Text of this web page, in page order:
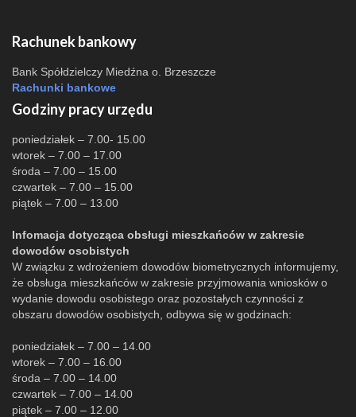
Rachunek bankowy
Bank Spółdzielczy Miedźna o. Brzeszcze
Rachunki bankowe
Godziny pracy urzędu
poniedziałek – 7.00- 15.00
wtorek – 7.00 – 17.00
środa – 7.00 – 15.00
czwartek – 7.00 – 15.00
piątek – 7.00 – 13.00
Infomacja dotycząca obsługi mieszkańców w zakresie
dowodów osobistych
W związku z wdrożeniem dowodów biometrycznych informujemy,
że obsługa mieszkańców w zakresie przyjmowania wniosków o
wydanie dowodu osobistego oraz pozostałych czynności z
obszaru dowodów osobistych, odbywa się w godzinach:
poniedziałek – 7.00 – 14.00
wtorek – 7.00 – 16.00
środa – 7.00 – 14.00
czwartek – 7.00 – 14.00
piątek – 7.00 – 12.00